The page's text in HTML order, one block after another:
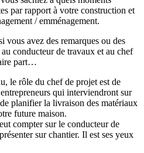
par rapport à votre construction et
/ emménagement.
vous avez des remarques ou des
conducteur de travaux et au chef
part…
le rôle du chef de projet est de
qui interviendront sur
planifier la livraison des matériaux
future maison.
compter sur le conducteur de
sur chantier. Il est ses yeux